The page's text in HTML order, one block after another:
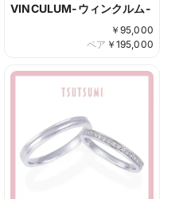
VINCULUM-ウィンクルム-
￥ 95,000
￥ 195,000
ペア